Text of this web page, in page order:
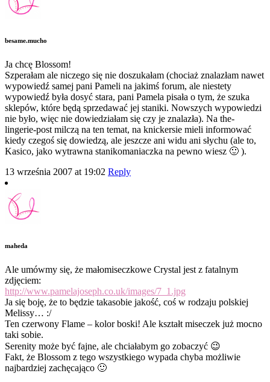
besame.mucho
Ja chcę Blossom!
Szperałam ale niczego się nie doszukałam (chociaż znalazłam nawet
wypowiedź samej pani Pameli na jakimś forum, ale niestety
wypowiedź była dosyć stara, pani Pamela pisała o tym, że szuka
sklepów, które będą sprzedawać jej staniki. Nowszych wypowiedzi
nie było, więc nie dowiedziałam się czy je znalazła). Na the-
lingerie-post milczą na ten temat, na knickersie mieli informować
kiedy czegoś się dowiedzą, ale jeszcze ani widu ani słychu (ale to,
Kasico, jako wytrawna stanikomaniaczka na pewno wiesz 🙂 ).
13 września 2007 at 19:02 Reply
maheda
Ale umówmy się, że małomiseczkowe Crystal jest z fatalnym
zdjęciem:
http://www.pamelajoseph.co.uk/images/7_1.jpg
Ja się boję, że to będzie takasobie jakość, coś w rodzaju polskiej
Melissy… :/
Ten czerwony Flame – kolor boski! Ale kształt miseczek już mocno
taki sobie.
Serenity może być fajne, ale chciałabym go zobaczyć 😉
Fakt, że Blossom z tego wszystkiego wypada chyba możliwie
najbardziej zachęcająco 🙂